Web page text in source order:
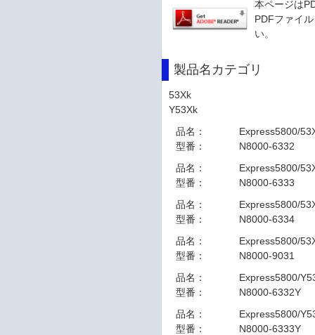
本ページは
PDFファイ
い。
製品名カテゴリ
53Xk
Y53Xk
品名：
Express5800/
型番：
N8000-6332
品名：
Express5800/
型番：
N8000-6333
品名：
Express5800/
型番：
N8000-6334
品名：
Express5800/
型番：
N8000-9031
品名：
Express5800/
型番：
N8000-6332Y
品名：
Express5800/
型番：
N8000-6333Y